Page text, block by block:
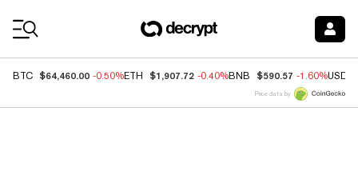
BTC $64,460.00 -0.50%ETH $1,907.72 -0.40%BNB $590.57 -1.60%USDC
Price data by